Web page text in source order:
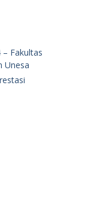
– Fakultas
Unesa